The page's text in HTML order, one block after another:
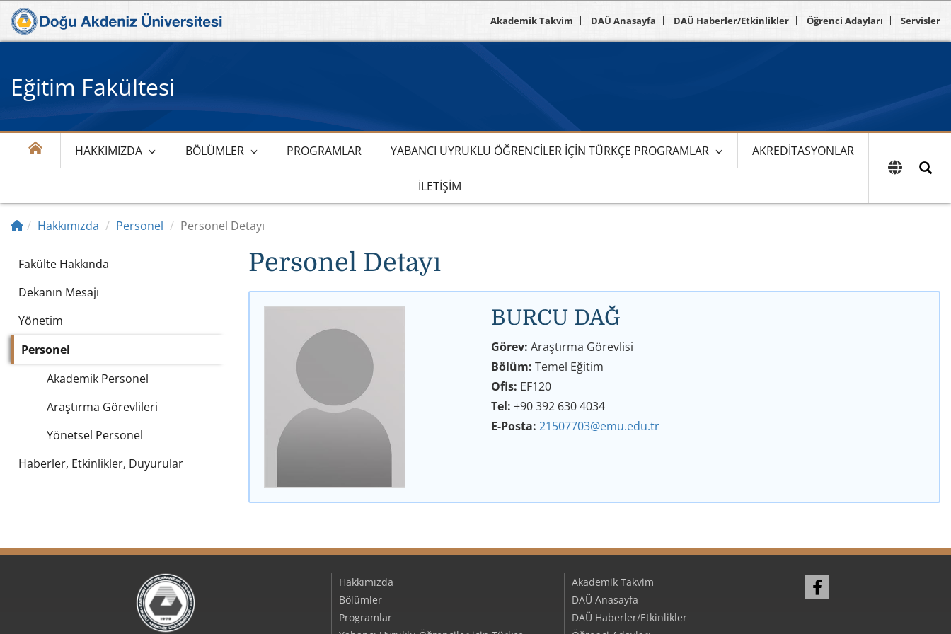
Akademik Takvim DAÜ Anasayfa DAÜ Haberler/Etkinlikler Öğrenci Adayları Servisler
Eğitim Fakültesi
HAKKIMIZDA BÖLÜMLER PROGRAMLAR YABANCI UYRUKLU ÖĞRENCILER IÇIN TÜRKÇE PROGRAMLAR AKREDITASYONLAR
İLETIŞIM
Hakkımızda Personel Personel Detayı
Fakülte Hakkında
Dekanın Mesajı
Yönetim
Personel
Akademik Personel
Araştırma Görevlileri
Yönetsel Personel
Haberler, Etkinlikler, Duyurular
Personel Detayı
BURCU DAĞ
Görev:Araştırma Görevlisi
Bölüm:Temel Eğitim
Ofis: EF120
Tel:+90 392 630 4034
E-Posta:21507703@emu.edu.tr
Hakkımızda
Bölümler
Programlar
Akademik Takvim
DAÜ Anasayfa
DAÜ Haberler/Etkinlikler